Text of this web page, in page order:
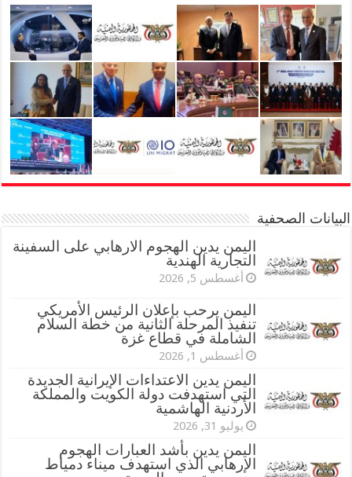
البيانات الصحفية
اليمن يدين الهجوم الارهابي على السفينة
التجارية الهندية
أغسطس 5, 2026
اليمن يرحب بإعلان الرئيس الأمريكي
تنفيذ المرحلة الثانية من خطة السلام
الشاملة في قطاع غزة
أغسطس 1, 2026
اليمن يدين الاعتداءات الإيرانية الجديدة
التي استهدفت دولة الكويت والمملكة
الأردنية الهاشمية
يوليو 31, 2026
اليمن يدين بأشد العبارات الهجوم
الإرهابي الذي استهدف ميناء دمياط